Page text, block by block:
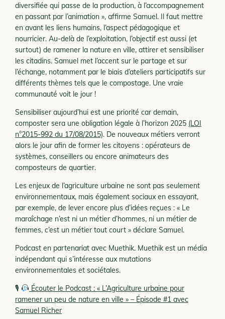
diversifiée qui passe de la production, à l’accompagnement
en passant par l’animation », affirme Samuel. Il faut mettre
en avant les liens humains, l’aspect pédagogique et
nourricier. Au-delà de l’exploitation, l’objectif est aussi (et
surtout) de ramener la nature en ville, attirer et sensibiliser
les citadins. Samuel met l’accent sur le partage et sur
l’échange, notamment par le biais d’ateliers participatifs sur
différents thèmes tels que le compostage. Une vraie
communauté voit le jour !
Sensibiliser aujourd’hui est une priorité car demain,
composter sera une obligation légale à l’horizon 2025 (LOI
n°2015-992 du 17/08/2015). De nouveaux métiers verront
alors le jour afin de former les citoyens : opérateurs de
systèmes, conseillers ou encore animateurs des
composteurs de quartier.
Les enjeux de l’agriculture urbaine ne sont pas seulement
environnementaux, mais également sociaux en essayant,
par exemple, de lever encore plus d’idées reçues : « Le
maraîchage n’est ni un métier d’hommes, ni un métier de
femmes, c’est un métier tout court » déclare Samuel.
Podcast en partenariat avec Muethik. Muethik est un média
indépendant qui s’intéresse aux mutations
environnementales et sociétales.
🎙
Écouter le Podcast : « L’Agriculture urbaine pour
ramener un peu de nature en ville » – Épisode #1 avec
Samuel Richer